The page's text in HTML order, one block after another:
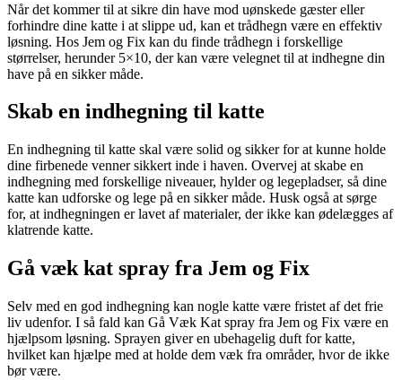
Når det kommer til at sikre din have mod uønskede gæster eller
forhindre dine katte i at slippe ud, kan et trådhegn være en effektiv
løsning. Hos Jem og Fix kan du finde trådhegn i forskellige
størrelser, herunder 5×10, der kan være velegnet til at indhegne din
have på en sikker måde.
Skab en indhegning til katte
En indhegning til katte skal være solid og sikker for at kunne holde
dine firbenede venner sikkert inde i haven. Overvej at skabe en
indhegning med forskellige niveauer, hylder og legepladser, så dine
katte kan udforske og lege på en sikker måde. Husk også at sørge
for, at indhegningen er lavet af materialer, der ikke kan ødelægges af
klatrende katte.
Gå væk kat spray fra Jem og Fix
Selv med en god indhegning kan nogle katte være fristet af det frie
liv udenfor. I så fald kan Gå Væk Kat spray fra Jem og Fix være en
hjælpsom løsning. Sprayen giver en ubehagelig duft for katte,
hvilket kan hjælpe med at holde dem væk fra områder, hvor de ikke
bør være.